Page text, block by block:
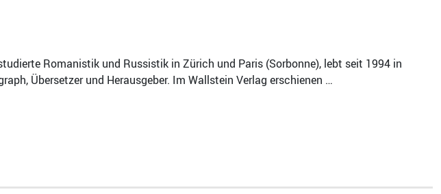
Romanistik und Russistik in Zürich und Paris (Sorbonne), lebt seit 1994 in
Übersetzer und Herausgeber. Im Wallstein Verlag erschienen …